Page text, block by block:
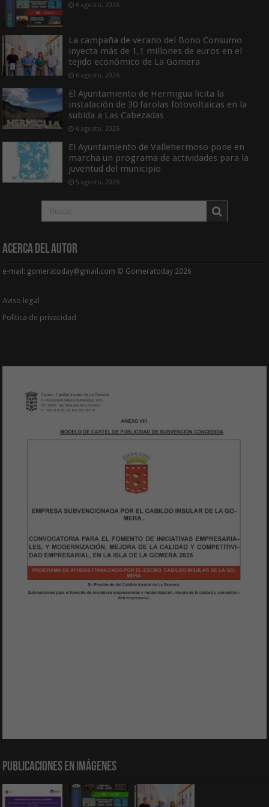
6 agosto, 2026
La campaña de verano del Bono Consumo
inyecta más de 1,1 millones de euros en el
tejido económico de La Gomera
6 agosto, 2026
El Ayuntamiento de Hermigua licita la
instalación de 30 farolas fotovoltaicas en la
subida a Las Cabezadas
6 agosto, 2026
El Ayuntamiento de Vallehermoso pone en
marcha un programa de actividades para la
juventud del municipio
5 agosto, 2026
Acerca del Autor
e-mail: gomeratoday@gmail.com © Gomeratoday 2026
Aviso legal
Política de privacidad
Publicaciones en Imágenes